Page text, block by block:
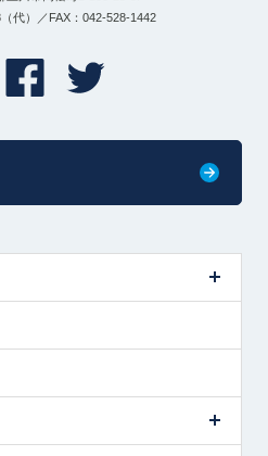
代）／FAX：042-528-1442